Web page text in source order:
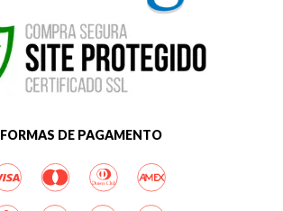
FORMAS DE PAGAMENTO